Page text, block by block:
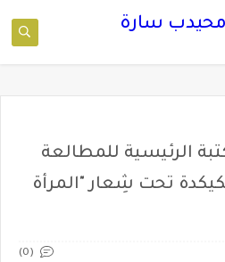
سارة
الرئيسية للمطالعة
تحت شِعار "المرأة
(0)